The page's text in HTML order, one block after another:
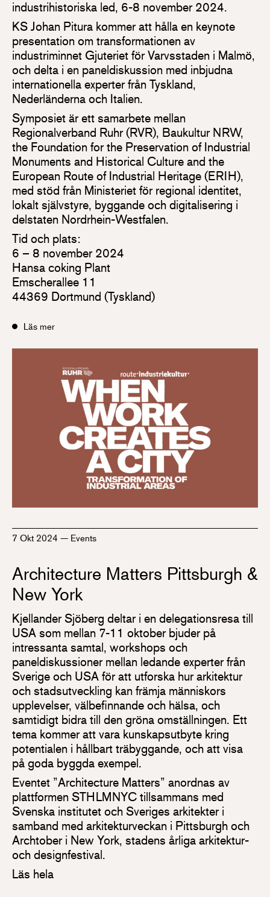
industrihistoriska led, 6-8 november 2024.
KS Johan Pitura kommer att hålla en keynote
presentation om transformationen av
industriminnet Gjuteriet för Varvsstaden i Malmö,
och delta i en paneldiskussion med inbjudna
internationella experter från Tyskland,
Nederländerna och Italien.
Symposiet är ett samarbete mellan
Regionalverband Ruhr (RVR), Baukultur NRW,
the Foundation for the Preservation of Industrial
Monuments and Historical Culture and the
European Route of Industrial Heritage (ERIH),
med stöd från Ministeriet för regional identitet,
lokalt självstyre, byggande och digitalisering i
delstaten Nordrhein-Westfalen.
Tid och plats:
6 – 8 november 2024
Hansa coking Plant
Emscherallee 11
44369 Dortmund (Tyskland)
Läs mer
7 Okt 2024 — Events
Architecture Matters Pittsburgh &
New York
Kjellander Sjöberg deltar i en delegationsresa till
USA som mellan 7-11 oktober bjuder på
intressanta samtal, workshops och
paneldiskussioner mellan ledande experter från
Sverige och USA för att utforska hur arkitektur
och stadsutveckling kan främja människors
upplevelser, välbefinnande och hälsa, och
samtidigt bidra till den gröna omställningen. Ett
tema kommer att vara kunskapsutbyte kring
potentialen i hållbart träbyggande, och att visa
på goda byggda exempel.
Eventet ”Architecture Matters” anordnas av
plattformen STHLMNYC tillsammans med
Svenska institutet och Sveriges arkitekter i
samband med arkitekturveckan i Pittsburgh och
Archtober i New York, stadens årliga arkitektur-
och designfestival.
Läs hela